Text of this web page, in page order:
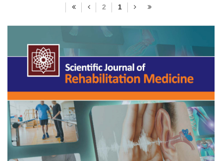
1
2